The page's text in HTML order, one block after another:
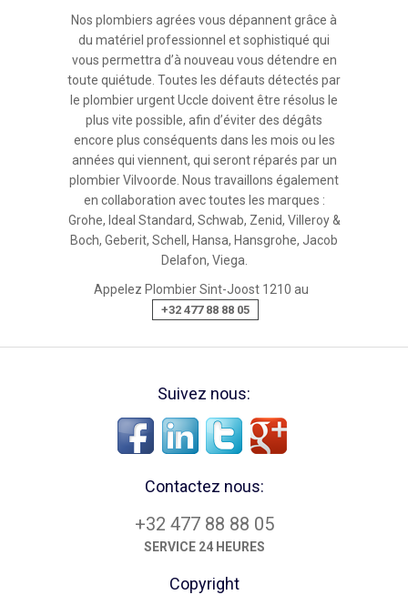
Nos plombiers agrées vous dépannent grâce à
du matériel professionnel et sophistiqué qui
vous permettra d’à nouveau vous détendre en
toute quiétude. Toutes les défauts détectés par
le plombier urgent Uccle doivent être résolus le
plus vite possible, afin d’éviter des dégâts
encore plus conséquents dans les mois ou les
années qui viennent, qui seront réparés par un
plombier Vilvoorde. Nous travaillons également
en collaboration avec toutes les marques :
Grohe, Ideal Standard, Schwab, Zenid, Villeroy &
Boch, Geberit, Schell, Hansa, Hansgrohe, Jacob
Delafon, Viega.
Appelez Plombier Sint-Joost 1210 au
+32 477 88 88 05
Suivez nous:
Contactez nous:
+32 477 88 88 05
SERVICE 24 HEURES
Copyright